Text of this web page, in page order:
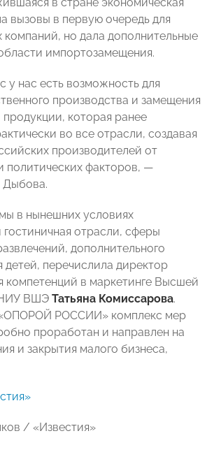
вызовы в первую очередь для
компаний, но дала дополнительные
импортозамещения.
у нас есть возможность для
производства и замещения
которая ранее
во все отрасли, создавая
производителей от
политических факторов, —
Дыбова.
в нынешних условиях
гостиничная отрасли, сферы
дополнительного
детей, перечислила директор
компетенций в маркетинге Высшей
НИУ ВШЭ Татьяна Комиссарова.
РОССИИ» комплекс мер
проработан и направлен на
и закрытия малого бизнеса,
/ «Известия»